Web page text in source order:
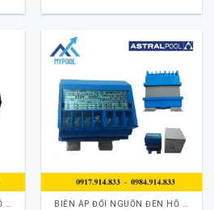
BIẾN ÁP ĐỔI NGUỒN ĐÈN HỒ BƠI BIẾN ÁP ĐỔI NGUỒN ĐÈN HỒ BƠI